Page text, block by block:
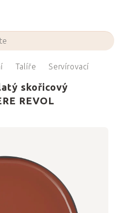
Talíře Servírovací
skořicový
REVOL